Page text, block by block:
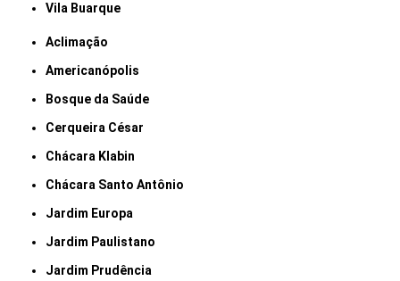
Vila Buarque
Aclimação
Americanópolis
Bosque da Saúde
Cerqueira César
Chácara Klabin
Chácara Santo Antônio
Jardim Europa
Jardim Paulistano
Jardim Prudência